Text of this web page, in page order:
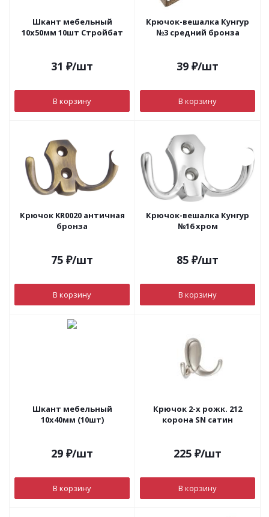
Шкант мебельный
10х50мм 10шт Стройбат
31 ₽/шт
В корзину
Крючок-вешалка Кунгур
№3 средний бронза
39 ₽/шт
В корзину
Крючок KR0020 античная
бронза
75 ₽/шт
В корзину
Крючок-вешалка Кунгур
№16 хром
85 ₽/шт
В корзину
Шкант мебельный
10х40мм (10шт)
29 ₽/шт
В корзину
Крючок 2-х рожк. 212
корона SN сатин
225 ₽/шт
В корзину